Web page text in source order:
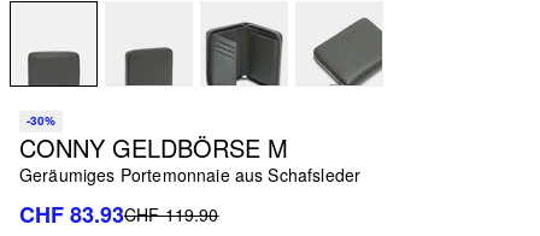
-30%
CONNY GELDBÖRSE M
Geräumiges Portemonnaie aus Schafsleder
CHF 83.93CHF 119.90